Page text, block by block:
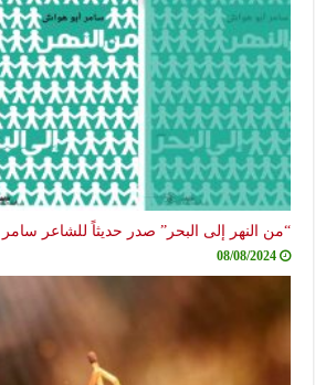
“من النهر إلى البحر” صدر حديثاً للشاعر
08/08/2024